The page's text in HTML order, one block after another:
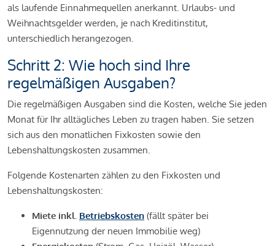
als laufende Einnahmequellen anerkannt. Urlaubs- und
Weihnachtsgelder werden, je nach Kreditinstitut,
unterschiedlich herangezogen.
Schritt 2: Wie hoch sind Ihre
regelmäßigen Ausgaben?
Die regelmäßigen Ausgaben sind die Kosten, welche Sie jeden
Monat für Ihr alltägliches Leben zu tragen haben. Sie setzen
sich aus den monatlichen Fixkosten sowie den
Lebenshaltungskosten zusammen.
Folgende Kostenarten zählen zu den Fixkosten und
Lebenshaltungskosten:
Miete inkl. Betriebskosten (fällt später bei
Eigennutzung der neuen Immobilie weg)